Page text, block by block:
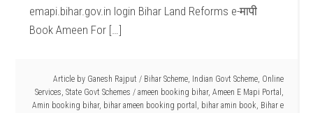
emapi.bihar.gov.in login Bihar Land Reforms e-मापी
Book Ameen For […]
Article by Ganesh Rajput / Bihar Scheme, Indian Govt Scheme, Online
Services, State Govt Schemes / ameen booking bihar, Ameen E Mapi Portal ,
Amin booking bihar, bihar ameen booking portal , bihar amin book, Bihar e